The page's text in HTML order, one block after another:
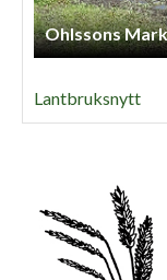
Ohlssons
Lantbruksnytt